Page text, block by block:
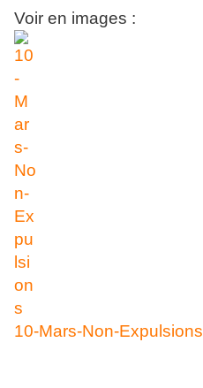
Voir en images :
10-Mars-Non-Expulsions